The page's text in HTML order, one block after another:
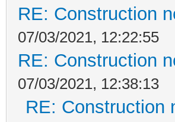
RE: Construction
07/03/2021, 12:22:55
RE: Construction
07/03/2021, 12:38:13
RE: Construction